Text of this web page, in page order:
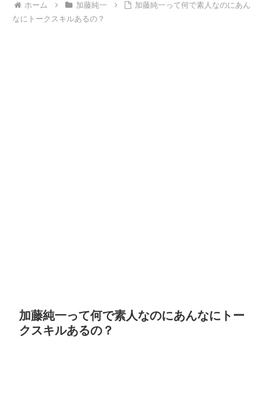
ホーム 加藤純一
加藤純一って何で素人なのにあん
なにトークスキルあるの？
加藤純一って何で素人なのにあんなにトー
クスキルあるの？